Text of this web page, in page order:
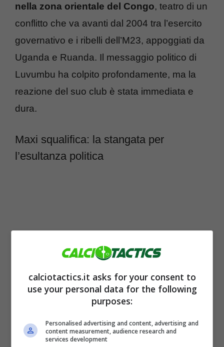
nella zona orientale del Congo, teatro di un
conflitto che va avanti dal 2004 tra l’esercito
governativo e i ribelli dell’M23, appoggiati da
Uganda e Ruanda. Il messaggio politico di
Luvumbu ha colpito profondamente, ma la
reazione del suo club è stata immediata e
dura.
Maxi squalifica: la stangata per
l’esultanza politica
immediato il contratto con il calciatore
calciotactics.it asks for your consent to
use your personal data for the following
purposes:
Personalised advertising and content, advertising and
content measurement, audience research and
services development